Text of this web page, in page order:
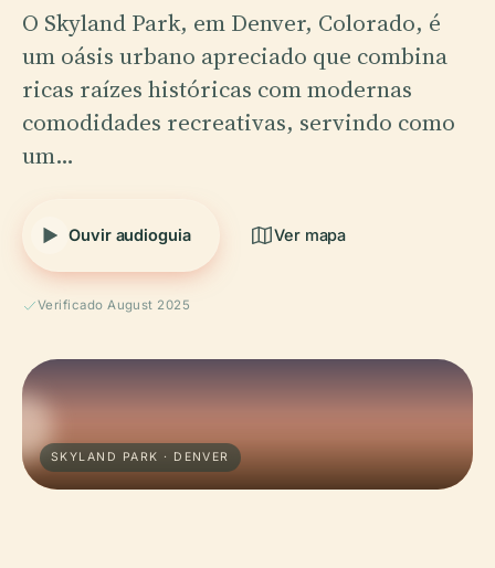
O Skyland Park, em Denver, Colorado, é
um oásis urbano apreciado que combina
ricas raízes históricas com modernas
comodidades recreativas, servindo como
um…
Ouvir audioguia Ver mapa
Verificado August 2025
SKYLAND PARK · DENVER